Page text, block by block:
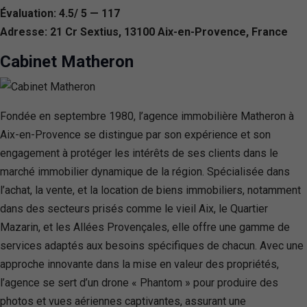
Évaluation: 4.5/ 5 — 117
Adresse: 21 Cr Sextius, 13100 Aix-en-Provence, France
Cabinet Matheron
Fondée en septembre 1980, l’agence immobilière Matheron à
Aix-en-Provence se distingue par son expérience et son
engagement à protéger les intérêts de ses clients dans le
marché immobilier dynamique de la région. Spécialisée dans
l’achat, la vente, et la location de biens immobiliers, notamment
dans des secteurs prisés comme le vieil Aix, le Quartier
Mazarin, et les Allées Provençales, elle offre une gamme de
services adaptés aux besoins spécifiques de chacun. Avec une
approche innovante dans la mise en valeur des propriétés,
l’agence se sert d’un drone « Phantom » pour produire des
photos et vues aériennes captivantes, assurant une